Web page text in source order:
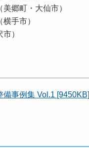
郷町・大仙市）
手市）
）
備事例集 Vol.1 [9450KB]